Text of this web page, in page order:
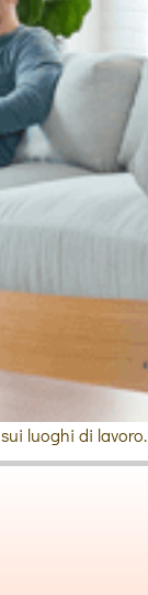
luoghi di lavoro.